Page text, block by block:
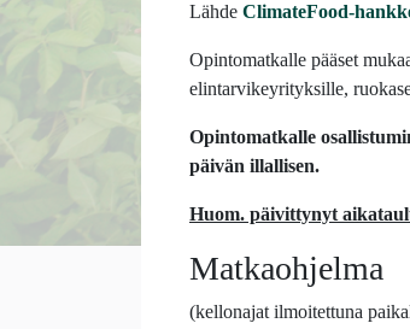
Lähde ClimateFood-
Opintomatkalle pääset
elintarvikeyrityksille,
Opintomatkalle
päivän illallisen.
Huom. päivittynyt
Matkaohjelma
(kellonajat ilmoitettuna